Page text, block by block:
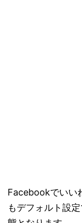
Facebookでいい
もデフォルト設